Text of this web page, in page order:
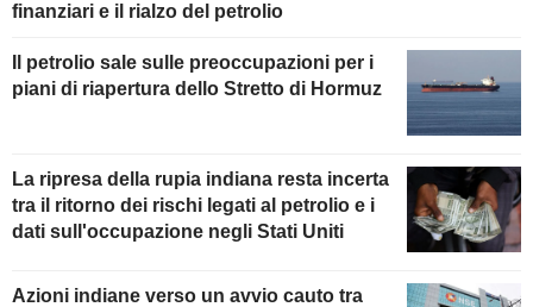
finanziari e il rialzo del petrolio
Il petrolio sale sulle preoccupazioni per i
piani di riapertura dello Stretto di Hormuz
La ripresa della rupia indiana resta incerta
tra il ritorno dei rischi legati al petrolio e i
dati sull'occupazione negli Stati Uniti
Azioni indiane verso un avvio cauto tra